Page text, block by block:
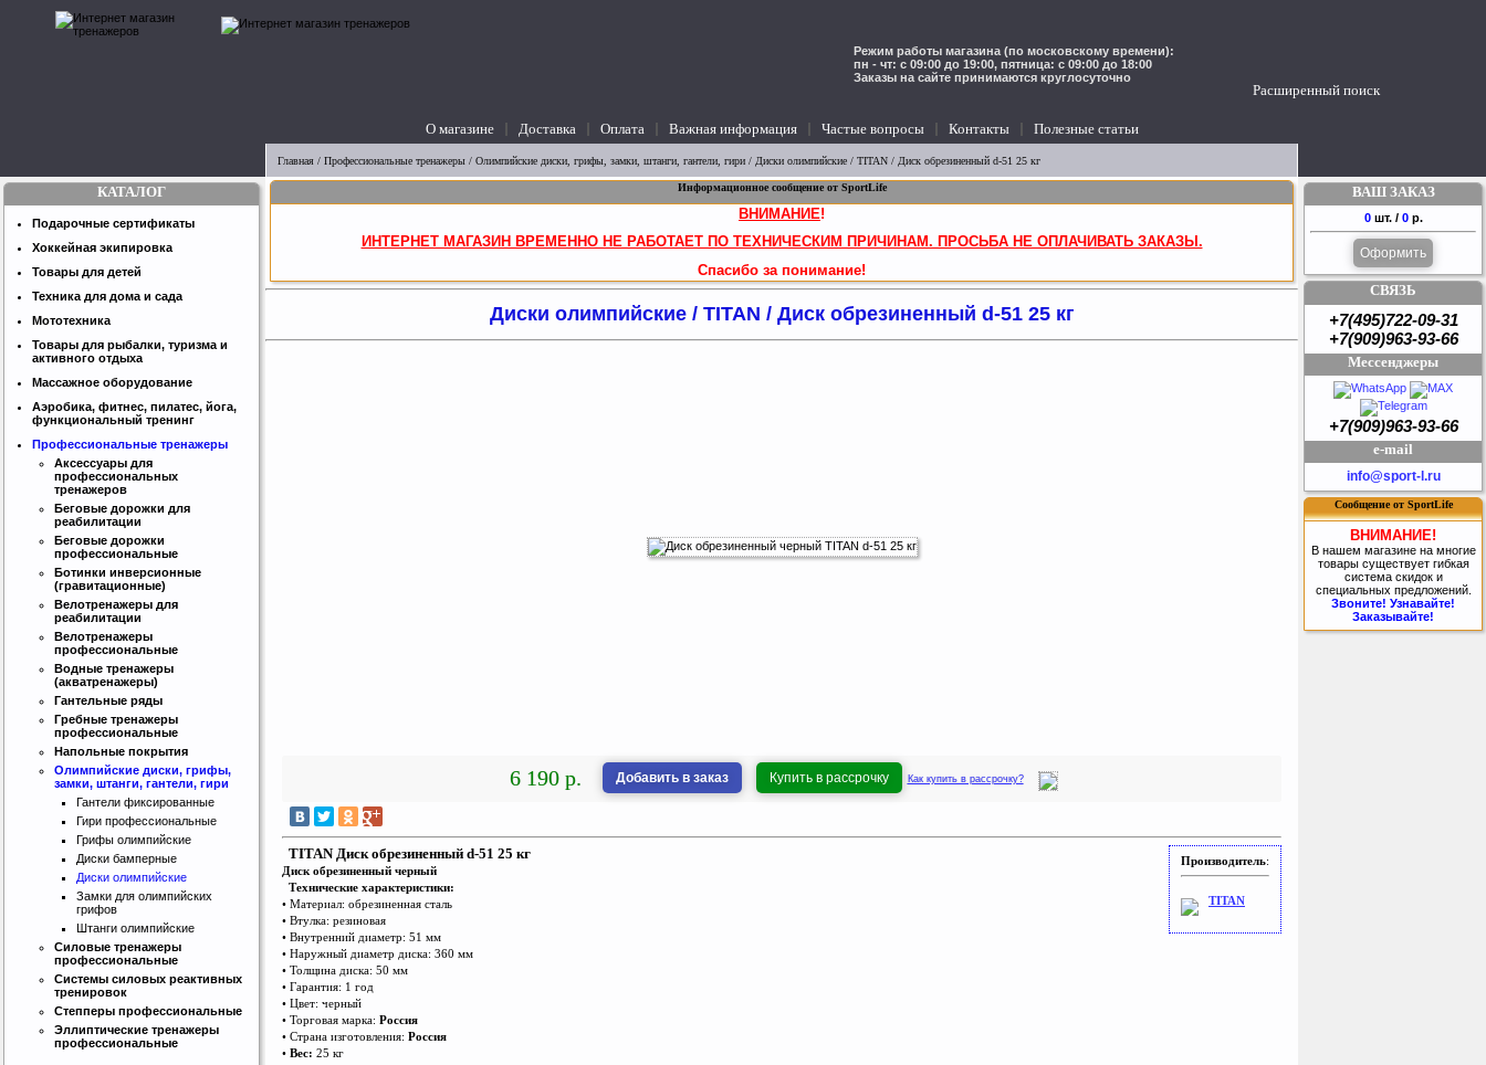
Расширенный поиск
Режим работы магазина (по московскому времени):
пн - чт: с 09:00 до 19:00, пятница: с 09:00 до 18:00
Заказы на сайте принимаются круглосуточно
О магазине Доставка Оплата Важная информация Частые вопросы Контакты Полезные статьи
Главная / Профессиональные тренажеры / Олимпийские диски, грифы, замки, штанги, гантели, гири / Диски олимпийские / TITAN / Диск обрезиненный d-51 25 кг
Информационное сообщение от SportLife
ВНИМАНИЕ!
ИНТЕРНЕТ МАГАЗИН ВРЕМЕННО НЕ РАБОТАЕТ ПО ТЕХНИЧЕСКИМ ПРИЧИНАМ. ПРОСЬБА НЕ ОПЛАЧИВАТЬ ЗАКАЗЫ.
Спасибо за понимание!
Диски олимпийские / TITAN / Диск обрезиненный d-51 25 кг
6 190 р. Добавить в заказ Купить в рассрочку Как купить в рассрочку?
Производитель:
TITAN
TITAN Диск обрезиненный d-51 25 кг
Диск обрезиненный черный
Технические характеристики:
• Материал: обрезиненная сталь
• Втулка: резиновая
• Внутренний диаметр: 51 мм
• Наружный диаметр диска: 360 мм
• Толщина диска: 50 мм
• Гарантия: 1 год
• Цвет: черный
• Торговая марка: Россия
• Страна изготовления: Россия
• Вес: 25 кг
КАТАЛОГ
Подарочные сертификаты
Хоккейная экипировка
Товары для детей
Техника для дома и сада
Мототехника
Товары для рыбалки, туризма и
активного отдыха
Массажное оборудование
Аэробика, фитнес, пилатес, йога,
функциональный тренинг
Профессиональные тренажеры
Аксессуары для
профессиональных
тренажеров
Беговые дорожки для
реабилитации
Беговые дорожки
профессиональные
Ботинки инверсионные
(гравитационные)
Велотренажеры для
реабилитации
Велотренажеры
профессиональные
Водные тренажеры
(акватренажеры)
Гантельные ряды
Гребные тренажеры
профессиональные
Напольные покрытия
Олимпийские диски, грифы,
замки, штанги, гантели, гири
Гантели фиксированные
Гири профессиональные
Грифы олимпийские
Диски бамперные
Диски олимпийские
Замки для олимпийских
грифов
Штанги олимпийские
Силовые тренажеры
профессиональные
Системы силовых реактивных
тренировок
Степперы профессиональные
Эллиптические тренажеры
профессиональные
ВАШ ЗАКАЗ
0 шт. / 0 р.
Оформить
СВЯЗЬ
+7(495)722-09-31
+7(909)963-93-66
Мессенджеры
+7(909)963-93-66
e-mail
info@sport-l.ru
Сообщение от SportLife
ВНИМАНИЕ!
В нашем магазине на многие
товары существует гибкая
система скидок и
специальных предложений.
Звоните! Узнавайте!
Заказывайте!